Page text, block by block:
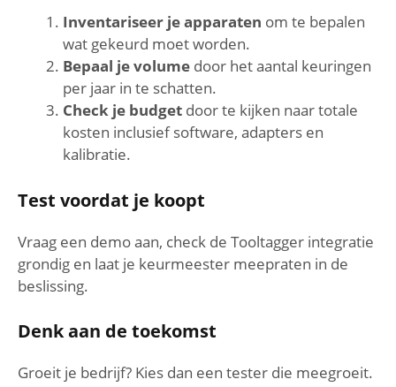
Inventariseer je apparaten om te bepalen
wat gekeurd moet worden.
Bepaal je volume door het aantal keuringen
per jaar in te schatten.
Check je budget door te kijken naar totale
kosten inclusief software, adapters en
kalibratie.
Test voordat je koopt
Vraag een demo aan, check de Tooltagger integratie
grondig en laat je keurmeester meepraten in de
beslissing.
Denk aan de toekomst
Groeit je bedrijf? Kies dan een tester die meegroeit.